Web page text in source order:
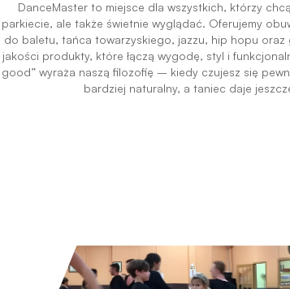
DanceMaster to miejsce dla wszystkich, którzy
parkiecie, ale także świetnie wyglądać. Oferujemy
do baletu, tańca towarzyskiego, jazzu, hip hopu oraz
jakości produkty, które łączą wygodę, styl i
good” wyraża naszą filozofię – kiedy czujesz się
bardziej naturalny, a taniec daje